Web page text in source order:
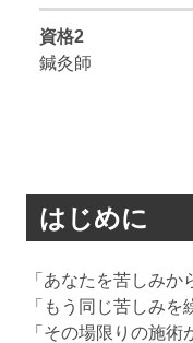
資格2
鍼灸師
はじめに
「あなたを苦しみか
「もう同じ苦しみを
「その場限りの施術